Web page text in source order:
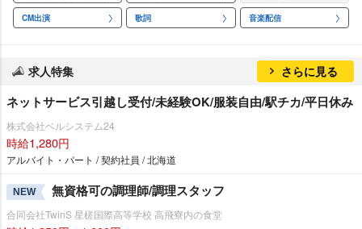
CM出演 歌詞 音楽配信
求人特集 さらに見る
ネットサービス引越し受付/未経験OK/服装自由/駅チカ/平日休み
株式会社ベルシステム24
時給1,280円
アルバイト・パート / 契約社員 / 北海道
NEW 無資格可の調理師/調理スタッフ
合同会社TwinS 星槎国際高等学校 高飛寮内の食堂